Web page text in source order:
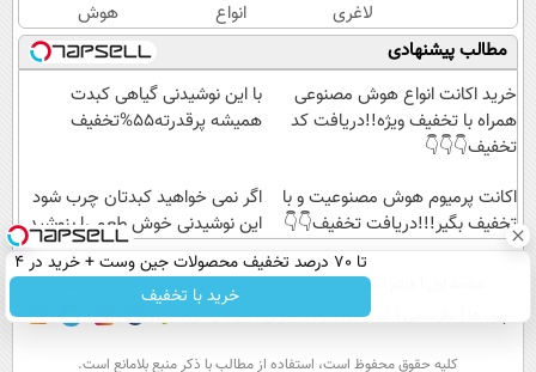
تخفیف
ویژه
لاغری
آسان را
رقم زد!
انواع
هوش
مصنوعی
همراه با
تخفیف
کد
تخفیف
هوش
مصنوعیت
و با
تخفیف
بگیر!!!
👇
مطالب پیشنهادی
خرید اکانت انواع هوش مصنوعی
همراه با تخفیف ویژه!!دریافت کد
تخفیف👇👇👇
با این نوشیدنی گیاهی کبدت
همیشه پرقدرته55%تخفیف
اکانت پرمیوم هوش مصنوعیت و با
تخفیف بگیر!!!دریافت تخفیف👇👇
اگر نمی خواهید کبدتان چرب شود
این نوشیدنی خوش طعم را بنوشید
تا 70 درصد تخفیف محصولات جین وست + خرید در 4
قسط
خرید با تخفیف عصر ایران۲ درباره عصرایران تماس با ما
آب و هوا اوقات شرعی سواد زندگی
كليه حقوق محفوظ است، استفاده از مطالب با ذكر منبع بلامانع است.